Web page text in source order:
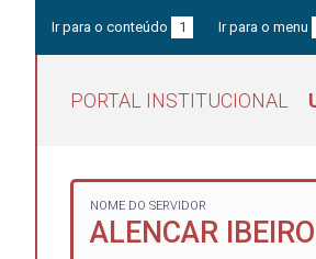
Ir para o conteúdo 1 Ir para o menu
PORTAL INSTITUCIONAL
NOME DO SERVIDOR
ALENCAR